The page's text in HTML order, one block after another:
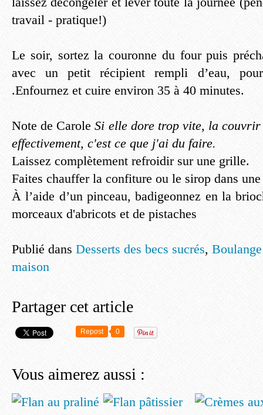
travail - pratique!)
Le soir, sortez la couronne du four puis
avec un petit récipient rempli d’eau,
.Enfournez et cuire environ 35 à 40 minutes.
Note de CaroleSi elle dore trop vite, la
effectivement, c'est ce que j'ai du faire.
Laissez complètement refroidir sur une grille.
Faites chauffer la confiture ou le sirop dans
À l’aide d’un pinceau, badigeonnez en la
morceaux d'abricots et de pistaches
Publié dans Desserts des becs sucrés,
maison
Partager cet article
Repost 0
Vous aimerez aussi :